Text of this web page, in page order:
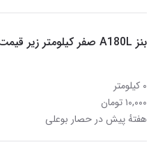
بنز A180L صفر کیلومتر زیر قیمت بازار
۰ کیلومتر
۱۰,۰۰۰ تومان
هفتهٔ پیش در حصار بوعلی